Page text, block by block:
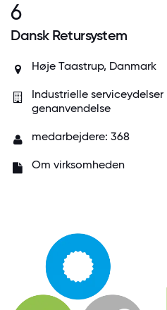
6
Dansk Retursystem
Høje Taastrup, Danmark
Industrielle
genanvendelse
medarbejdere: 368
Om virksomheden